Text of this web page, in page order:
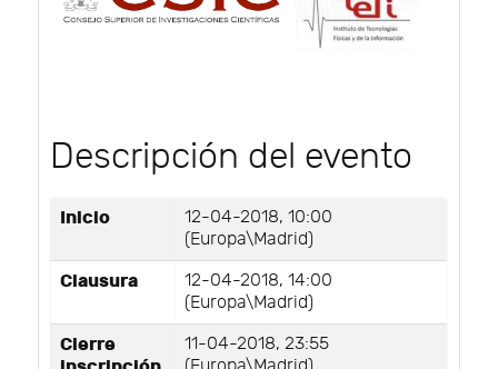
Descripción del evento
Inicio
12-04-2018, 10:00
(Europa\Madrid)
Clausura
12-04-2018, 14:00
(Europa\Madrid)
Cierre
11-04-2018, 23:55